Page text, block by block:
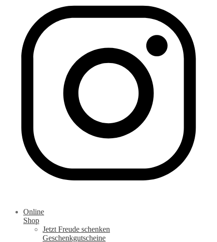
Online
Shop
Jetzt Freude schenken
Geschenkgutscheine